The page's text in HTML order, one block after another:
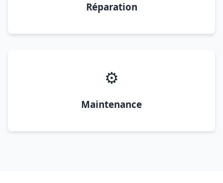
Réparation
⚙️
Maintenance